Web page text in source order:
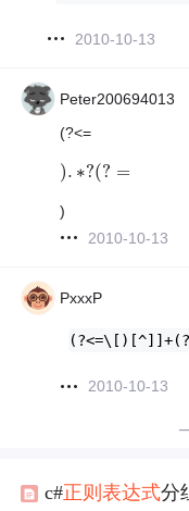
2010-10-13
Peter200694013
(?<=
). ∗?(? =
) .∗? (? =
)
2010-10-13
PxxxP
2010-10-13
c#正则表达式分